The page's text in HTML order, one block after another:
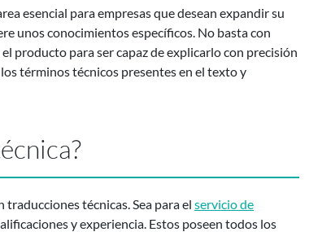
esencial para empresas que desean expandir su
unos conocimientos específicos. No basta con
producto para ser capaz de explicarlo con precisión
términos técnicos presentes en el texto y
técnicas. Sea para el servicio de
y experiencia. Estos poseen todos los